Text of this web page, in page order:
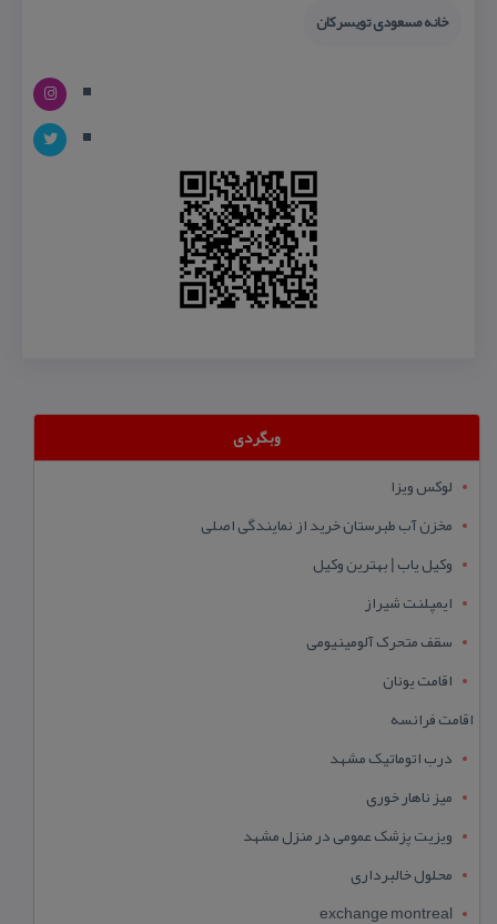
خانه مسعودی تویسركان
وبگردی
لوکس ویزا
مخزن آب طبرستان خرید از نمایندگی اصلی
وکیل یاب | بهترین وکیل
ایمپلنت شیراز
سقف متحرک آلومینیومی
اقامت یونان
اقامت فرانسه
درب اتوماتیک مشهد
میز ناهار خوری
ویزیت پزشک عمومی در منزل مشهد
محلول خالبرداری
exchange montreal